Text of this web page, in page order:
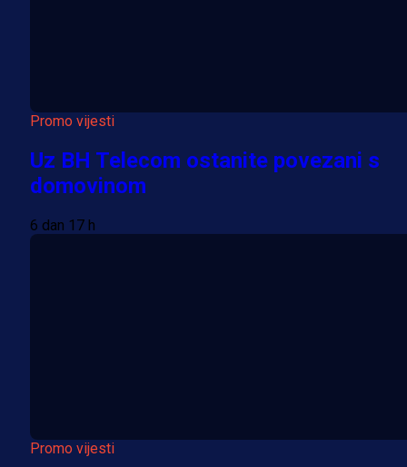
Promo vijesti
Uz BH Telecom ostanite povezani s
domovinom
6 dan 17 h
Promo vijesti